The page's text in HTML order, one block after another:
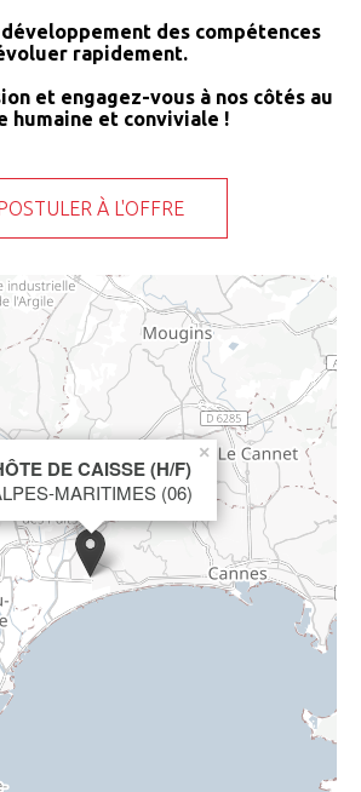
des compétences
rapidement.
et engagez-vous à nos côtés au
humaine et conviviale !
À L'OFFRE
DE CAISSE (H/F)
MARITIMES (06)
×